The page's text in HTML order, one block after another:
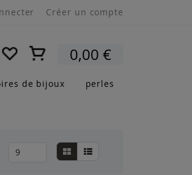
Créer un compte
Mon panier0,00 €
de bijoux perles
Afficher
GrilleListe